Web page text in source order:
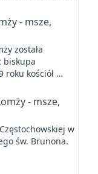
- msze,
została
biskupa
roku kościół …
- msze,
w
św. Brunona.